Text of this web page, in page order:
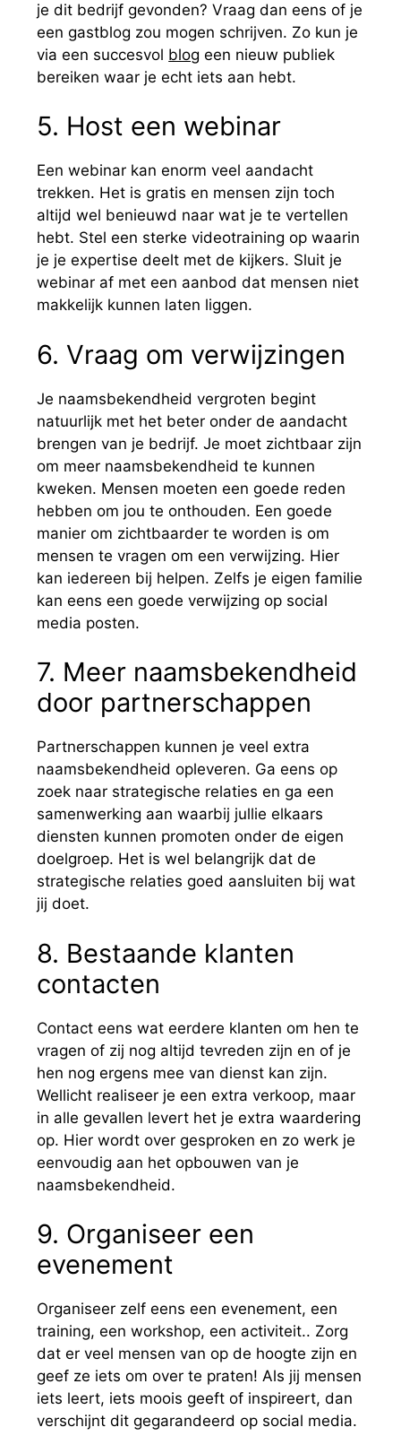
je dit bedrijf gevonden? Vraag dan eens of je
een gastblog zou mogen schrijven. Zo kun je
via een succesvol blog een nieuw publiek
bereiken waar je echt iets aan hebt.
5. Host een webinar
Een webinar kan enorm veel aandacht
trekken. Het is gratis en mensen zijn toch
altijd wel benieuwd naar wat je te vertellen
hebt. Stel een sterke videotraining op waarin
je je expertise deelt met de kijkers. Sluit je
webinar af met een aanbod dat mensen niet
makkelijk kunnen laten liggen.
6. Vraag om verwijzingen
Je naamsbekendheid vergroten begint
natuurlijk met het beter onder de aandacht
brengen van je bedrijf. Je moet zichtbaar zijn
om meer naamsbekendheid te kunnen
kweken. Mensen moeten een goede reden
hebben om jou te onthouden. Een goede
manier om zichtbaarder te worden is om
mensen te vragen om een verwijzing. Hier
kan iedereen bij helpen. Zelfs je eigen familie
kan eens een goede verwijzing op social
media posten.
7. Meer naamsbekendheid
door partnerschappen
Partnerschappen kunnen je veel extra
naamsbekendheid opleveren. Ga eens op
zoek naar strategische relaties en ga een
samenwerking aan waarbij jullie elkaars
diensten kunnen promoten onder de eigen
doelgroep. Het is wel belangrijk dat de
strategische relaties goed aansluiten bij wat
jij doet.
8. Bestaande klanten
contacten
Contact eens wat eerdere klanten om hen te
vragen of zij nog altijd tevreden zijn en of je
hen nog ergens mee van dienst kan zijn.
Wellicht realiseer je een extra verkoop, maar
in alle gevallen levert het je extra waardering
op. Hier wordt over gesproken en zo werk je
eenvoudig aan het opbouwen van je
naamsbekendheid.
9. Organiseer een
evenement
Organiseer zelf eens een evenement, een
training, een workshop, een activiteit.. Zorg
dat er veel mensen van op de hoogte zijn en
geef ze iets om over te praten! Als jij mensen
iets leert, iets moois geeft of inspireert, dan
verschijnt dit gegarandeerd op social media.